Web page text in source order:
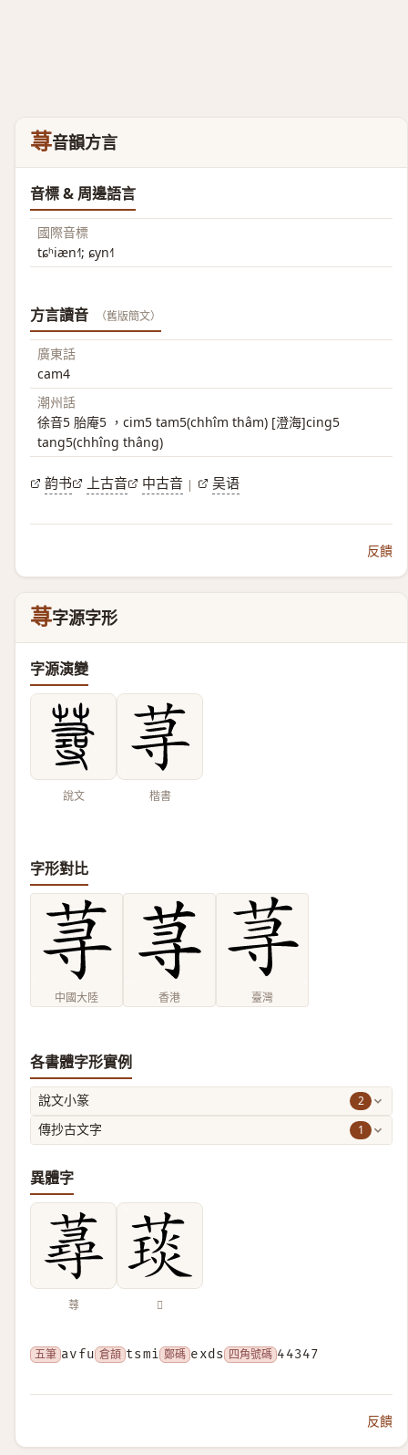
荨音韻方言
音標 & 周邊語言
國際音標
tɕʰiæn˧˥; ɕyn˧˥
方言讀音 （舊版簡文）
廣東話
cam4
潮州話
徐音5 胎庵5 ，cim5 tam5(chhîm thâm) [澄海]cing5
tang5(chhîng thâng)
韵书 上古音 中古音 | 吴语
反饋
荨字源字形
字源演變
說文 楷書
字形對比
中國大陸 香港 臺灣
各書體字形實例
說文小篆 2
傳抄古文字 1
異體字
蕁 𦼓
五筆 avfu 倉頡 tsmi 鄭碼 exds 四角號碼 44347
反饋